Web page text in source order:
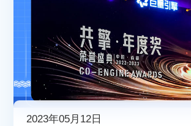
2023年05月12日